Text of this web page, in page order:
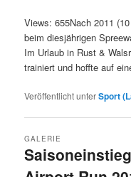
Views: 655Nach 2011
beim diesjährigen
Im Urlaub in Rust &
trainiert und hoffte auf
Veröffentlicht unterSport
GALERIE